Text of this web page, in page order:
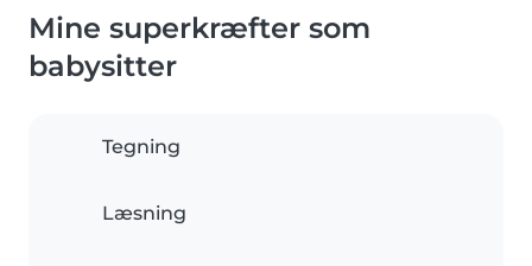
Mine superkræfter som
babysitter
Tegning
Læsning